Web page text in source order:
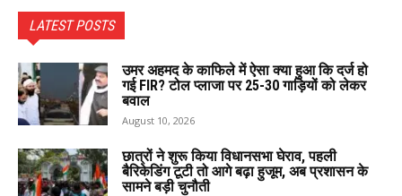
LATEST POSTS
उमर अहमद के काफिले में ऐसा क्या हुआ कि दर्ज हो
गई FIR? टोल प्लाजा पर 25-30 गाड़ियों को लेकर
बवाल
August 10, 2026
छात्रों ने शुरू किया विधानसभा घेराव, पहली
बैरिकेडिंग टूटी तो आगे बढ़ा हुजूम, अब प्रशासन के
सामने बड़ी चुनौती